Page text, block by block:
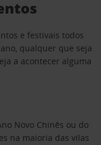
e festivais todos
qualquer que seja
a acontecer alguma
Novo Chinês ou do
na maioria das vilas